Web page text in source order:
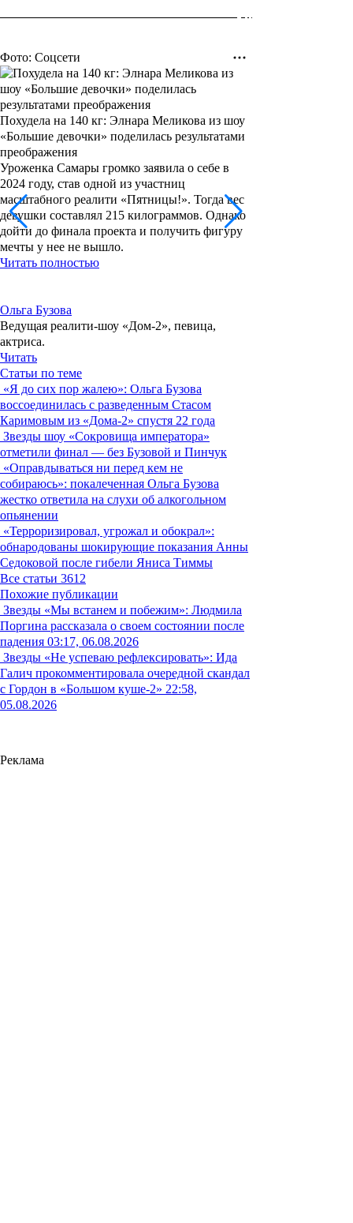
Фото: Соцсети
Похудела на 140 кг: Элнара Меликова из шоу
«Большие девочки» поделилась результатами
преображения
Уроженка Самары громко заявила о себе в
2024 году, став одной из участниц
масштабного реалити «Пятницы!». Тогда вес
девушки составлял 215 килограммов. Однако
дойти до финала проекта и получить фигуру
мечты у нее не вышло.
Читать полностью
Ольга Бузова
Ведущая реалити-шоу «Дом-2», певица,
актриса.
Читать
Статьи по теме
«Я до сих пор жалею»: Ольга Бузова
воссоединилась с разведенным Стасом
Каримовым из «Дома-2» спустя 22 года
Звезды шоу «Сокровища императора»
отметили финал — без Бузовой и Пинчук
«Оправдываться ни перед кем не
собираюсь»: покалеченная Ольга Бузова
жестко ответила на слухи об алкогольном
опьянении
«Терроризировал, угрожал и обокрал»:
обнародованы шокирующие показания Анны
Седоковой после гибели Яниса Тиммы
Все статьи 3612
Похожие публикации
Звезды «Мы встанем и побежим»: Людмила
Поргина рассказала о своем состоянии после
падения 03:17, 06.08.2026
Звезды «Не успеваю рефлексировать»: Ида
Галич прокомментировала очередной скандал
с Гордон в «Большом куше-2» 22:58,
05.08.2026
Реклама